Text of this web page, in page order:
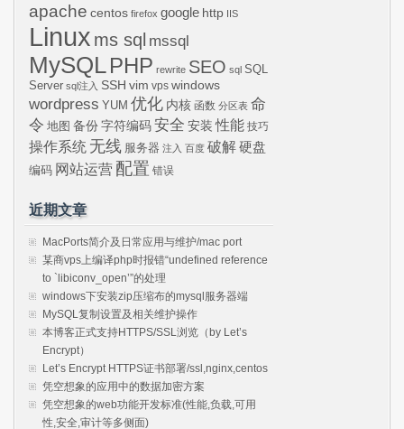
apache centos firefox google http IIS
Linux ms sql mssql
MySQLPHP rewrite SEO sql SQL
Server sql注入 SSH vim vps windows
wordpress YUM 优化 内核 函数 分区表 命
令 地图 备份 字符编码 安全 安装 性能 技巧
操作系统 无线 服务器 注入 百度 破解硬盘
编码 网站运营 配置 错误
近期文章
MacPorts简介及日常应用与维护/mac port
某商vps上编译php时报错“undefined reference
to `libiconv_open’”的处理
windows下安装zip压缩布的mysql服务器端
MySQL复制设置及相关维护操作
本博客正式支持HTTPS/SSL浏览（by Let’s
Encrypt）
Let’s Encrypt HTTPS证书部署/ssl,nginx,centos
凭空想象的应用中的数据加密方案
凭空想象的web功能开发标准(性能,负载,可用
性,安全,审计等多侧面)